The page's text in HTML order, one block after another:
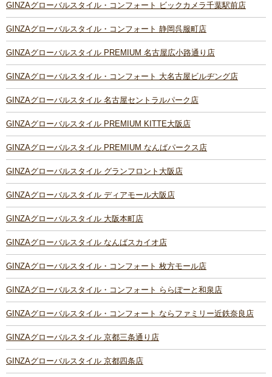
GINZAグローバルスタイル・コンフォート ビックカメラ千葉駅前店
GINZAグローバルスタイル・コンフォート 静岡呉服町店
GINZAグローバルスタイル PREMIUM 名古屋広小路通り店
GINZAグローバルスタイル・コンフォート 大名古屋ビルヂング店
GINZAグローバルスタイル 名古屋セントラルパーク店
GINZAグローバルスタイル PREMIUM KITTE大阪店
GINZAグローバルスタイル PREMIUM なんばパークス店
GINZAグローバルスタイル グランフロント大阪店
GINZAグローバルスタイル ディアモール大阪店
GINZAグローバルスタイル 大阪本町店
GINZAグローバルスタイル なんばスカイオ店
GINZAグローバルスタイル・コンフォート 枚方モール店
GINZAグローバルスタイル・コンフォート ららぽーと和泉店
GINZAグローバルスタイル・コンフォート ならファミリー近鉄奈良店
GINZAグローバルスタイル 京都三条通り店
GINZAグローバルスタイル 京都四条店